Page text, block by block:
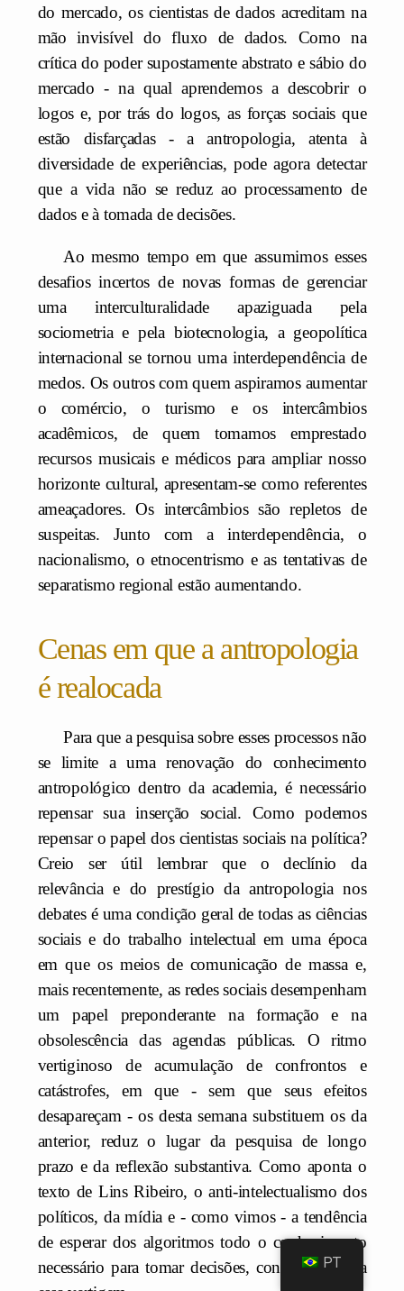
do mercado, os cientistas de dados acreditam na
mão invisível do fluxo de dados. Como na
crítica do poder supostamente abstrato e sábio do
mercado - na qual aprendemos a descobrir o
logos e, por trás do logos, as forças sociais que
estão disfarçadas - a antropologia, atenta à
diversidade de experiências, pode agora detectar
que a vida não se reduz ao processamento de
dados e à tomada de decisões.
Ao mesmo tempo em que assumimos esses
desafios incertos de novas formas de gerenciar
uma interculturalidade apaziguada pela
sociometria e pela biotecnologia, a geopolítica
internacional se tornou uma interdependência de
medos. Os outros com quem aspiramos aumentar
o comércio, o turismo e os intercâmbios
acadêmicos, de quem tomamos emprestado
recursos musicais e médicos para ampliar nosso
horizonte cultural, apresentam-se como referentes
ameaçadores. Os intercâmbios são repletos de
suspeitas. Junto com a interdependência, o
nacionalismo, o etnocentrismo e as tentativas de
separatismo regional estão aumentando.
Cenas em que a antropologia
é realocada
Para que a pesquisa sobre esses processos não
se limite a uma renovação do conhecimento
antropológico dentro da academia, é necessário
repensar sua inserção social. Como podemos
repensar o papel dos cientistas sociais na política?
Creio ser útil lembrar que o declínio da
relevância e do prestígio da antropologia nos
debates é uma condição geral de todas as ciências
sociais e do trabalho intelectual em uma época
em que os meios de comunicação de massa e,
mais recentemente, as redes sociais desempenham
um papel preponderante na formação e na
obsolescência das agendas públicas. O ritmo
vertiginoso de acumulação de confrontos e
catástrofes, em que - sem que seus efeitos
desapareçam - os desta semana substituem os da
anterior, reduz o lugar da pesquisa de longo
prazo e da reflexão substantiva. Como aponta o
texto de Lins Ribeiro, o anti-intelectualismo dos
políticos, da mídia e - como vimos - a tendência
de esperar dos algoritmos todo o conhecimento
necessário para tomar decisões, contribuem para
PT